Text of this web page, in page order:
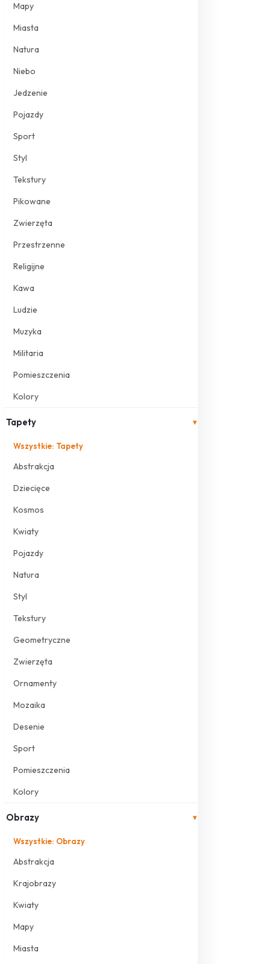
Mapy
Miasta
Natura
Niebo
Jedzenie
Pojazdy
Sport
Styl
Tekstury
Pikowane
Zwierzęta
Przestrzenne
Religijne
Kawa
Ludzie
Muzyka
Militaria
Pomieszczenia
Kolory
Tapety ▾
Wszystkie: Tapety
Abstrakcja
Dziecięce
Kosmos
Kwiaty
Pojazdy
Natura
Styl
Tekstury
Geometryczne
Zwierzęta
Ornamenty
Mozaika
Desenie
Sport
Pomieszczenia
Kolory
Obrazy ▾
Wszystkie: Obrazy
Abstrakcja
Krajobrazy
Kwiaty
Mapy
Miasta